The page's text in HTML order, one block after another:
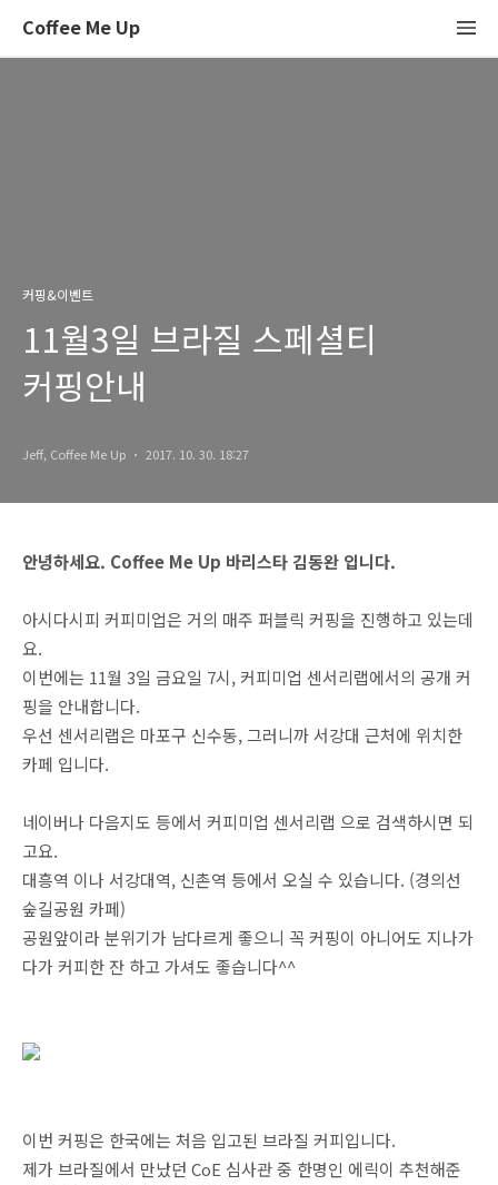
Coffee Me Up
커핑&이벤트
11월3일 브라질 스페셜티
커핑안내
Jeff, Coffee Me Up 2017. 10. 30. 18:27
안녕하세요. Coffee Me Up 바리스타 김동완 입니다.
아시다시피 커피미업은 거의 매주 퍼블릭 커핑을 진행하고 있는데
요.
이번에는 11월 3일 금요일 7시, 커피미업 센서리랩에서의 공개 커
핑을 안내합니다.
우선 센서리랩은 마포구 신수동, 그러니까 서강대 근처에 위치한
카페 입니다.
네이버나 다음지도 등에서 커피미업 센서리랩 으로 검색하시면 되
고요.
대흥역 이나 서강대역, 신촌역 등에서 오실 수 있습니다. (경의선
숲길공원 카페)
공원앞이라 분위기가 남다르게 좋으니 꼭 커핑이 아니어도 지나가
다가 커피한 잔 하고 가셔도 좋습니다^^
이번 커핑은 한국에는 처음 입고된 브라질 커피입니다.
제가 브라질에서 만났던 CoE 심사관 중 한명인 에릭이 추천해준